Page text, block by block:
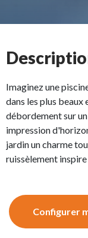
Imaginez une
dans les plus beaux
débordement sur
impression
jardin un charme
ruissèlement
Configurer